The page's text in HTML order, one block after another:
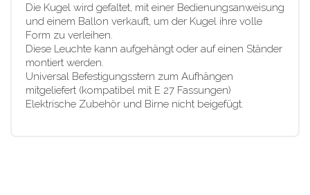
Die Kugel wird gefaltet, mit einer Bedienungsanweisung
und einem Ballon verkauft, um der Kugel ihre volle
Form zu verleihen.
Diese Leuchte kann aufgehängt oder auf einen Ständer
montiert werden.
Universal Befestigungsstern zum Aufhängen
mitgeliefert (kompatibel mit E 27 Fassungen)
Elektrische Zubehör und Birne nicht beigefügt.